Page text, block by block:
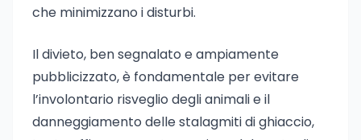
che minimizzano i disturbi.
Il divieto, ben segnalato e ampiamente
pubblicizzato, è fondamentale per evitare
l’involontario risveglio degli animali e il
danneggiamento delle stalagmiti di ghiaccio,